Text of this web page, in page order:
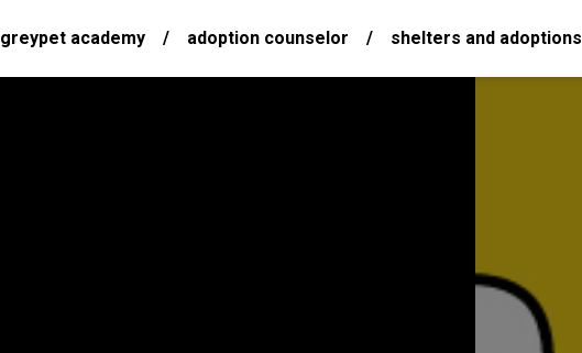
greypet academy / adoption counselor / shelters and adoptions